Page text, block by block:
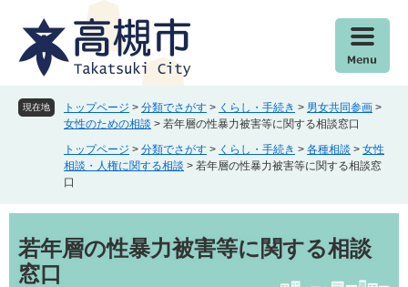
現在地 トップページ > 分類でさがす > くらし・手続き > 男女共同参画 >
女性のための相談 > 若年層の性暴力被害等に関する相談窓口
トップページ > 分類でさがす > くらし・手続き > 各種相談 > 女性
相談・人権に関する相談 > 若年層の性暴力被害等に関する相談窓
口
文若年層の性暴力被害等に関する相談
窓口